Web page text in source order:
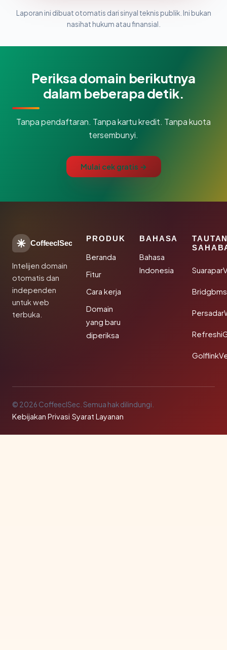
Laporan ini dibuat otomatis dari sinyal teknis publik. Ini bukan
nasihat hukum atau finansial.
Periksa domain berikutnya
dalam beberapa detik.
Tanpa pendaftaran. Tanpa kartu kredit. Tanpa kuota
tersembunyi.
Mulai cek gratis →
CoffeeclSec
Intelijen domain
otomatis dan
independen
untuk web
terbuka.
PRODUK
Beranda
Fitur
Cara kerja
Domain
yang baru
diperiksa
BAHASA
Bahasa
Indonesia
© 2026 CoffeeclSec. Semua hak dilindungi.
Kebijakan Privasi·Syarat Layanan